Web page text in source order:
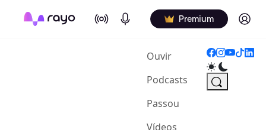
On Air Podcasts Premium Log in
Ouvir(current)
Podcasts
Passou
Vídeos